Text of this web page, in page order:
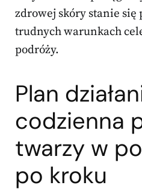
zdrowej skóry stanie się
trudnych warunkach
podróży.
Plan
codzienna
twarzy w
po kroku